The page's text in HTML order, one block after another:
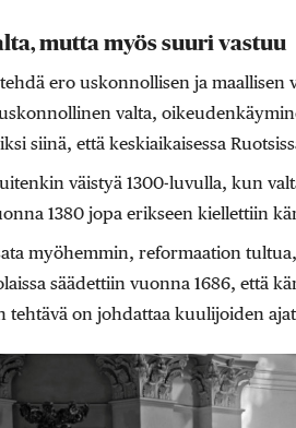
mutta myös suuri vastuu
ero uskonnollisen ja maallisen
valta,
siinä, että keskiaikaisessa
väistyä 1300-luvulla, kun
1380 jopa erikseen kiellettiin
myöhemmin, reformaation
säädettiin vuonna 1686, että
tehtävä on johdattaa kuulijoiden